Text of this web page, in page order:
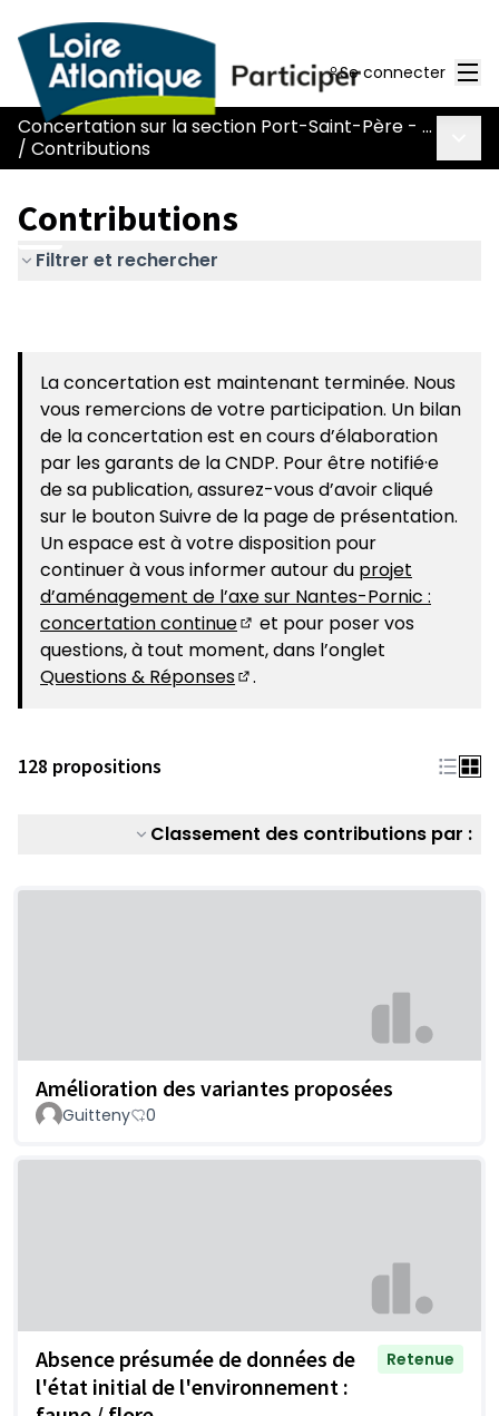
Se connecter
Concertation sur la section Port-Saint-Père - Le Pont Béranger de la route Nantes-Pornic
/ Contributions
Contributions
Filtrer et rechercher
La concertation est maintenant terminée. Nous
vous remercions de votre participation. Un bilan
de la concertation est en cours d’élaboration
par les garants de la CNDP. Pour être notifié·e
de sa publication, assurez-vous d’avoir cliqué
sur le bouton Suivre de la page de présentation.
Un espace est à votre disposition pour
continuer à vous informer autour du projet
d’aménagement de l’axe sur Nantes-Pornic :
concertation continue
(S'ouvre dans un nouvel
et pour poser vos
questions, à tout moment, dans l’onglet
Questions & Réponses
.
128 propositions
Classement des contributions par :
Amélioration des variantes proposées
Guitteny 0
Absence présumée de données de
l'état initial de l'environnement :
Retenue